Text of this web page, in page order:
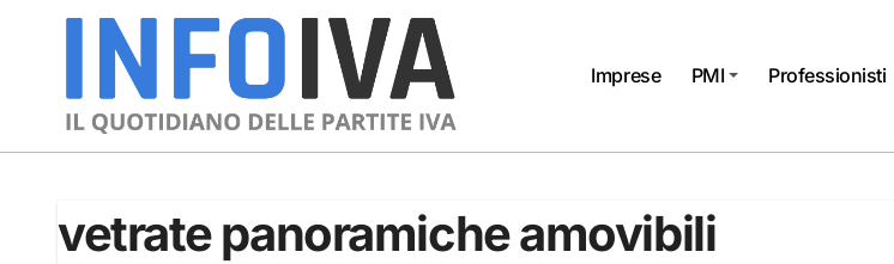
Imprese PMI Professionisti
vetrate panoramiche amovibili